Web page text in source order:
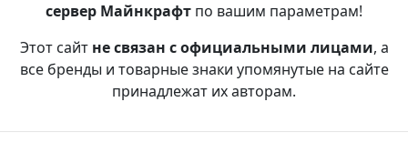
сервер Майнкрафт по вашим параметрам!
Этот сайт не связан с официальными лицами, а
все бренды и товарные знаки упомянутые на сайте
принадлежат их авторам.